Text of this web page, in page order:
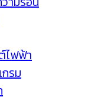
ไฟฟ้า
รม